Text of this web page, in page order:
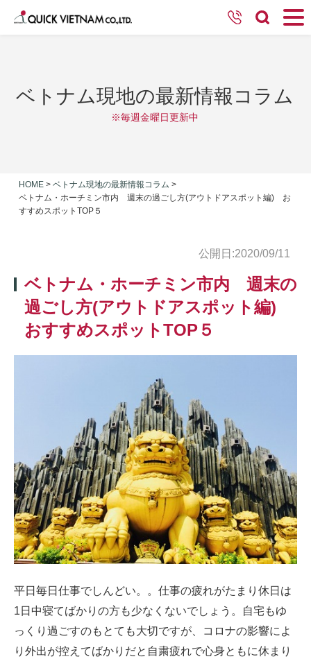
ベトナム現地の最新情報コラム
※毎週金曜日更新中
HOME > ベトナム現地の最新情報コラム >
ベトナム・ホーチミン市内 週末の過ごし方(アウトドアスポット編) お
すすめスポットTOP５
公開日:2020/09/11
ベトナム・ホーチミン市内 週末の
過ごし方(アウトドアスポット編)
おすすめスポットTOP５
平日毎日仕事でしんどい。。仕事の疲れがたまり休日は
1日中寝てばかりの方も少なくないでしょう。自宅もゆ
っくり過ごすのもとても大切ですが、コロナの影響によ
り外出が控えてばかりだと自粛疲れで心身ともに休まり